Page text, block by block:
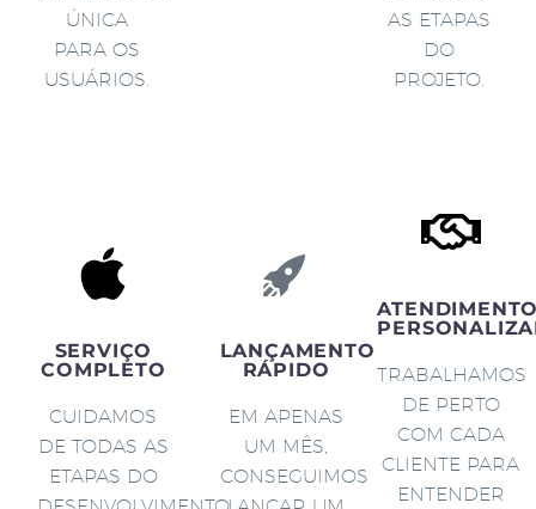
ÚNICA
PARA OS
USUÁRIOS.
AS ETAPAS
DO
PROJETO.
SERVIÇO
COMPLETO
CUIDAMOS
DE TODAS AS
ETAPAS DO
LANÇAMENTO
RÁPIDO
EM APENAS
UM MÊS,
CONSEGUIMOS
TRABALHAMOS
DE PERTO
COM CADA
CLIENTE PARA
ENTENDER